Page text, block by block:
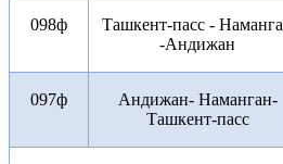
098ф
Ташкент-пасс -
-Андижан
097ф
Андижан- Наманган-
Ташкент-пасс